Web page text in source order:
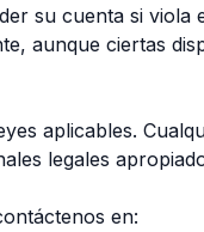
su cuenta si viola
aunque ciertas
aplicables.
legales
en: